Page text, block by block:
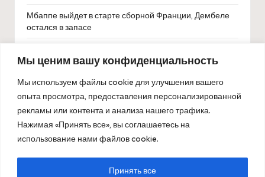
Мы ценим вашу конфиденциальность
Мы используем файлы cookie для улучшения вашего
опыта просмотра, предоставления персонализированной
рекламы или контента и анализа нашего трафика.
Нажимая «Принять все», вы соглашаетесь на
использование нами файлов cookie.
Принять все
Мбаппе выйдет в старте сборной Франции, Дембеле
остался в запасе
ответ на требования FIDE